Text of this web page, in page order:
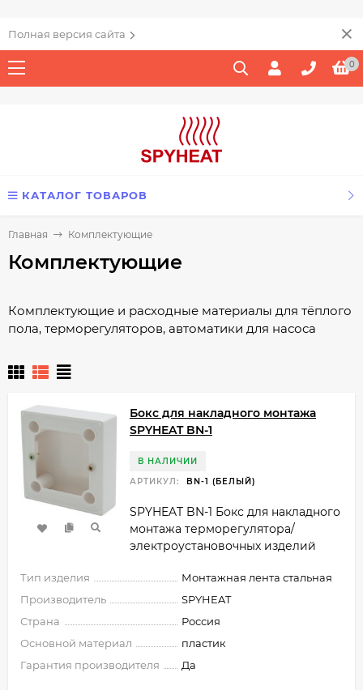
Полная версия сайта
0
КАТАЛОГ ТОВАРОВ
Главная Комплектующие
Комплектующие
Комплектующие и расходные материалы для тёплого
пола, терморегуляторов, автоматики для насоса
Бокс для накладного монтажа
SPYHEAT BN-1
В НАЛИЧИИ
АРТИКУЛ:
BN-1 (БЕЛЫЙ)
SPYHEAT BN-1 Бокс для накладного
монтажа терморегулятора/
электроустановочных изделий
Тип изделия
Монтажная лента стальная
Производитель
SPYHEAT
Страна
Россия
Основной материал
пластик
Гарантия производителя
Да